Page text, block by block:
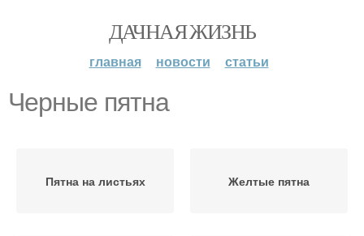
ДАЧНАЯ ЖИЗНЬ
главная новости статьи
Черные пятна
Пятна на листьях Желтые пятна